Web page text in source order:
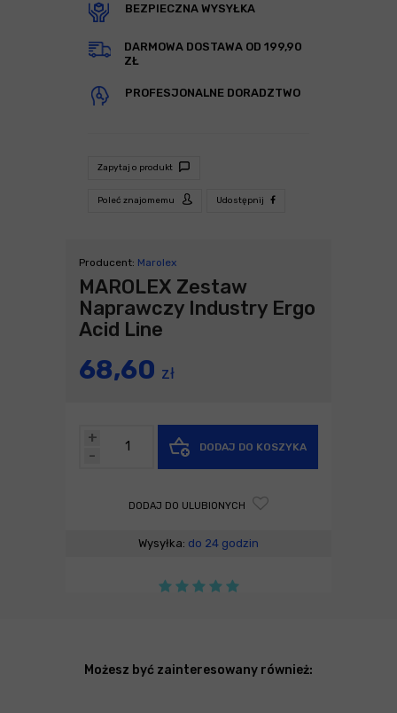
BEZPIECZNA WYSYŁKA
DARMOWA DOSTAWA OD 199,90
ZŁ
PROFESJONALNE DORADZTWO
Zapytaj o produkt
Poleć znajomemu Udostępnij
Producent: Marolex
MAROLEX Zestaw
Naprawczy Industry Ergo
Acid Line
68,60 zł
-
+
DODAJ DO KOSZYKA
DODAJ DO ULUBIONYCH
Wysyłka: do 24 godzin
Możesz być zainteresowany również: